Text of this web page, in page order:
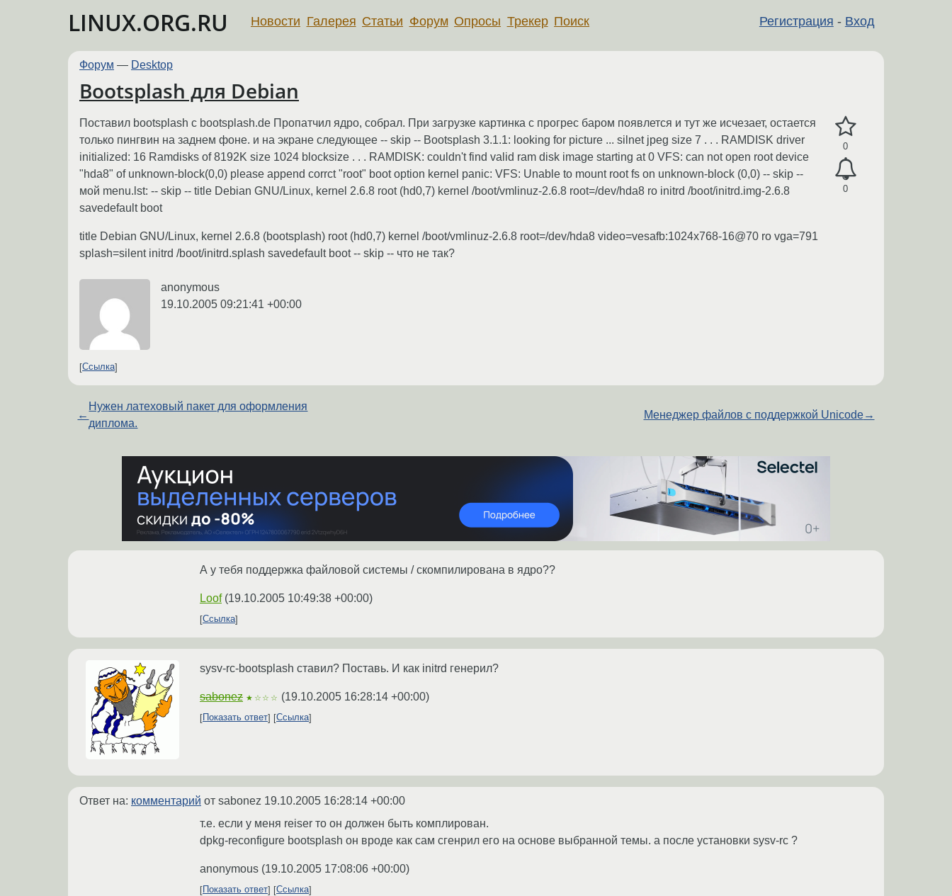
LINUX.ORG.RU Регистрация - Вход
Новости Галерея Статьи Форум Опросы Трекер Поиск
Форум — Desktop
Bootsplash для Debian
0
0
Поставил bootsplash c bootsplash.de Пропатчил ядро, собрал. При загрузке картинка с прогрес баром появлется и тут же исчезает, остается
только пингвин на заднем фоне. и на экране следующее -- skip -- Bootsplash 3.1.1: looking for picture ... silnet jpeg size 7 . . . RAMDISK driver
initialized: 16 Ramdisks of 8192K size 1024 blocksize . . . RAMDISK: couldn't find valid ram disk image starting at 0 VFS: can not open root device
"hda8" of unknown-block(0,0) please append corrct "root" boot option kernel panic: VFS: Unable to mount root fs on unknown-block (0,0) -- skip --
мой menu.lst: -- skip -- title Debian GNU/Linux, kernel 2.6.8 root (hd0,7) kernel /boot/vmlinuz-2.6.8 root=/dev/hda8 ro initrd /boot/initrd.img-2.6.8
savedefault boot
title Debian GNU/Linux, kernel 2.6.8 (bootsplash) root (hd0,7) kernel /boot/vmlinuz-2.6.8 root=/dev/hda8 video=vesafb:1024x768-16@70 ro vga=791
splash=silent initrd /boot/initrd.splash savedefault boot -- skip -- что не так?
anonymous
19.10.2005 09:21:41 +00:00
Ссылка
←
Нужен латеховый пакет для оформления
диплома.
Менеджер файлов с поддержкой Unicode→
А у тебя поддержка файловой системы / скомпилирована в ядро??
Loof (19.10.2005 10:49:38 +00:00)
Ссылка
sysv-rc-bootsplash ставил? Поставь. И как initrd генерил?
sabonez ★☆☆☆ (19.10.2005 16:28:14 +00:00)
Показать ответ Ссылка
Ответ на: комментарий от sabonez 19.10.2005 16:28:14 +00:00
т.е. если у меня reiser то он должен быть комплирован.
dpkg-reconfigure bootsplash он вроде как сам сгенрил его на основе выбранной темы. а после установки sysv-rc ?
anonymous (19.10.2005 17:08:06 +00:00)
Показать ответ Ссылка